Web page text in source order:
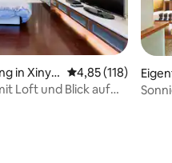
in Xinyi
Durchschnittliche
4,85 (118)
Loft und Blick auf